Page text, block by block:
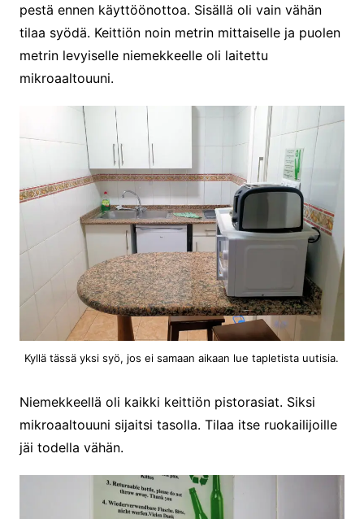
pestä ennen käyttöönottoa. Sisällä oli vain vähän
tilaa syödä. Keittiön noin metrin mittaiselle ja puolen
metrin levyiselle niemekkeelle oli laitettu
mikroaaltouuni.
Kyllä tässä yksi syö, jos ei samaan aikaan lue tapletista uutisia.
Niemekkeellä oli kaikki keittiön pistorasiat. Siksi
mikroaaltouuni sijaitsi tasolla. Tilaa itse ruokailijoille
jäi todella vähän.